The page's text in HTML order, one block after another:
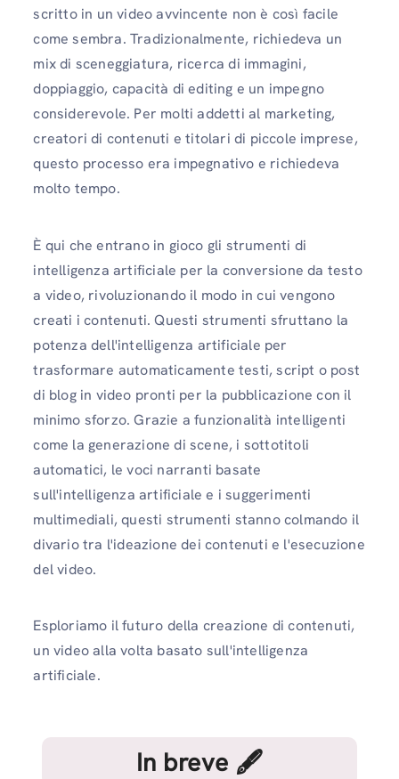
scritto in un video avvincente non è così facile
come sembra. Tradizionalmente, richiedeva un
mix di sceneggiatura, ricerca di immagini,
doppiaggio, capacità di editing e un impegno
considerevole. Per molti addetti al marketing,
creatori di contenuti e titolari di piccole imprese,
questo processo era impegnativo e richiedeva
molto tempo.
È qui che entrano in gioco gli strumenti di
intelligenza artificiale per la conversione da testo
a video, rivoluzionando il modo in cui vengono
creati i contenuti. Questi strumenti sfruttano la
potenza dell'intelligenza artificiale per
trasformare automaticamente testi, script o post
di blog in video pronti per la pubblicazione con il
minimo sforzo. Grazie a funzionalità intelligenti
come la generazione di scene, i sottotitoli
automatici, le voci narranti basate
sull'intelligenza artificiale e i suggerimenti
multimediali, questi strumenti stanno colmando il
divario tra l'ideazione dei contenuti e l'esecuzione
del video.
Esploriamo il futuro della creazione di contenuti,
un video alla volta basato sull'intelligenza
artificiale.
In breve 🖋